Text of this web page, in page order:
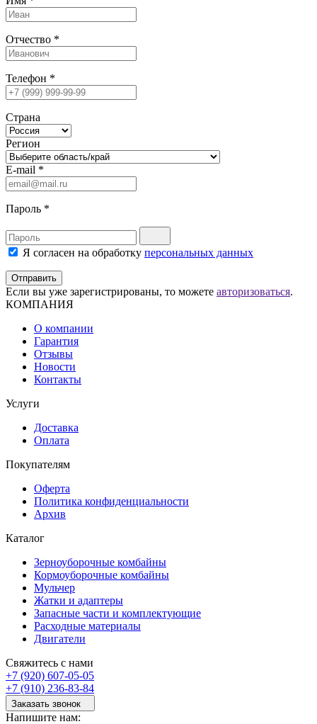
Отчество *
Телефон *
Страна
Регион
E-mail *
Пароль *
Я согласен на обработку персональных данных
Отправить
Если вы уже зарегистрированы, то можете авторизоваться.
КОМПАНИЯ
О компании
Гарантия
Отзывы
Новости
Контакты
Услуги
Доставка
Оплата
Покупателям
Оферта
Политика конфиденциальности
Архив
Каталог
Зерноуборочные комбайны
Кормоуборочные комбайны
Мульчер
Жатки и адаптеры
Запасные части и комплектующие
Расходные материалы
Двигатели
Свяжитесь с нами
+7 (920) 607-05-05
+7 (910) 236-83-84
Заказать звонок
Напишите нам: